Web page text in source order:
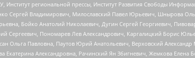
региональной прессы, Институт Развития Свободы
Сергей Владимирович, Милославский Павел Юрьевич, Шнырова
Бойко Анатолий Николаевич, Дугин Сергей Георгиевич,
Пономарев Лев Александрович, Каргалицкий Борис
Ольга Павловна, Паутов Юрий Анатольевич, Верховский
Александровна, Рачинский Ян Збигневич, Жемкова Елена